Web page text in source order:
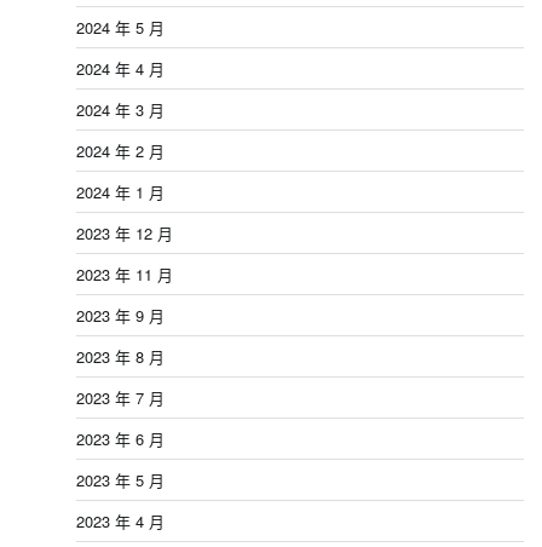
2024 年 5 月
2024 年 4 月
2024 年 3 月
2024 年 2 月
2024 年 1 月
2023 年 12 月
2023 年 11 月
2023 年 9 月
2023 年 8 月
2023 年 7 月
2023 年 6 月
2023 年 5 月
2023 年 4 月